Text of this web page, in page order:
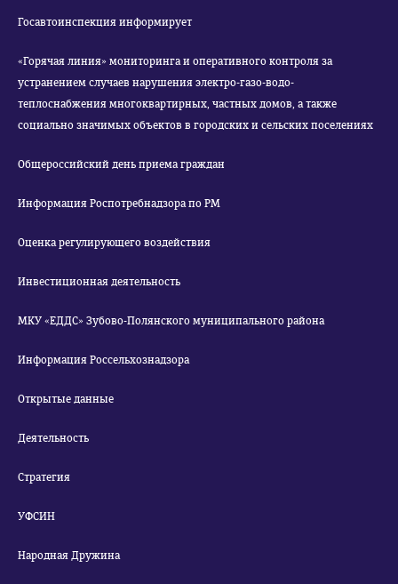
Госавтоинспекция информирует
«Горячая линия» мониторинга и оперативного контроля за
устранением случаев нарушения электро-газо-водо-
теплоснабжения многоквартирных, частных домов, а также
социально значимых объектов в городских и сельских поселениях
Общероссийский день приема граждан
Информация Роспотребнадзора по РМ
Оценка регулирующего воздействия
Инвестиционная деятельность
МКУ «ЕДДС» Зубово-Полянского муниципального района
Информация Россельхознадзора
Открытые данные
Деятельность
Стратегия
УФСИН
Народная Дружина